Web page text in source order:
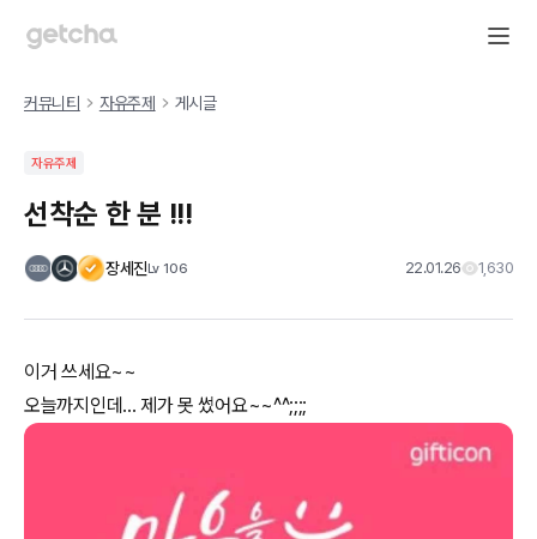
커뮤니티 자유주제 게시글
자유주제
선착순 한 분 !!!
장세진Lv 106 22.01.26 1,630
이거 쓰세요~~
오늘까지인데... 제가 못 썼어요~~^^;;;;